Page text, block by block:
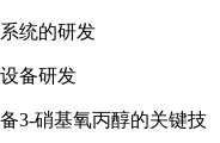
统的研发
备研发
3-硝基氧丙醇的关键技